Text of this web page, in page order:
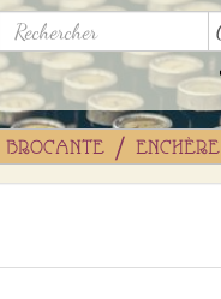
BROCANTE / ENCHÈRE